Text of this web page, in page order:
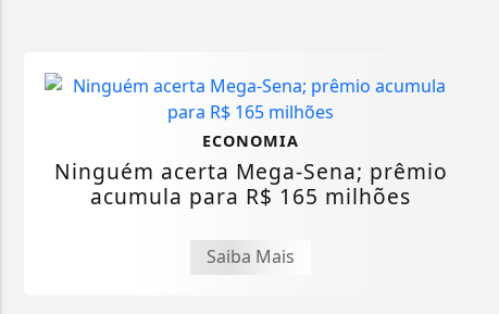
ECONOMIA
Ninguém acerta Mega-Sena; prêmio
acumula para R$ 165 milhões
Saiba Mais